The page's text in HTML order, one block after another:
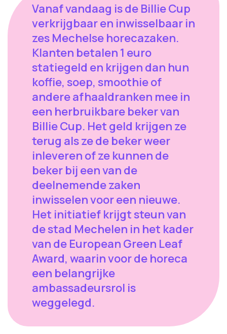
Vanaf vandaag is de Billie Cup
verkrijgbaar en inwisselbaar in
zes Mechelse horecazaken.
Klanten betalen 1 euro
statiegeld en krijgen dan hun
koffie, soep, smoothie of
andere afhaaldranken mee in
een herbruikbare beker van
Billie Cup. Het geld krijgen ze
terug als ze de beker weer
inleveren of ze kunnen de
beker bij een van de
deelnemende zaken
inwisselen voor een nieuwe.
Het initiatief krijgt steun van
de stad Mechelen in het kader
van de European Green Leaf
Award, waarin voor de horeca
een belangrijke
ambassadeursrol is
weggelegd.